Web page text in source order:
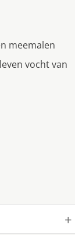
meemalen
vocht van